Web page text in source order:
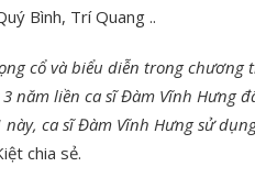
Bình, Trí Quang ..
cổ và biểu diễn trong chương
năm liền ca sĩ Đàm Vĩnh Hưng
ca sĩ Đàm Vĩnh Hưng sử
chia sẻ.